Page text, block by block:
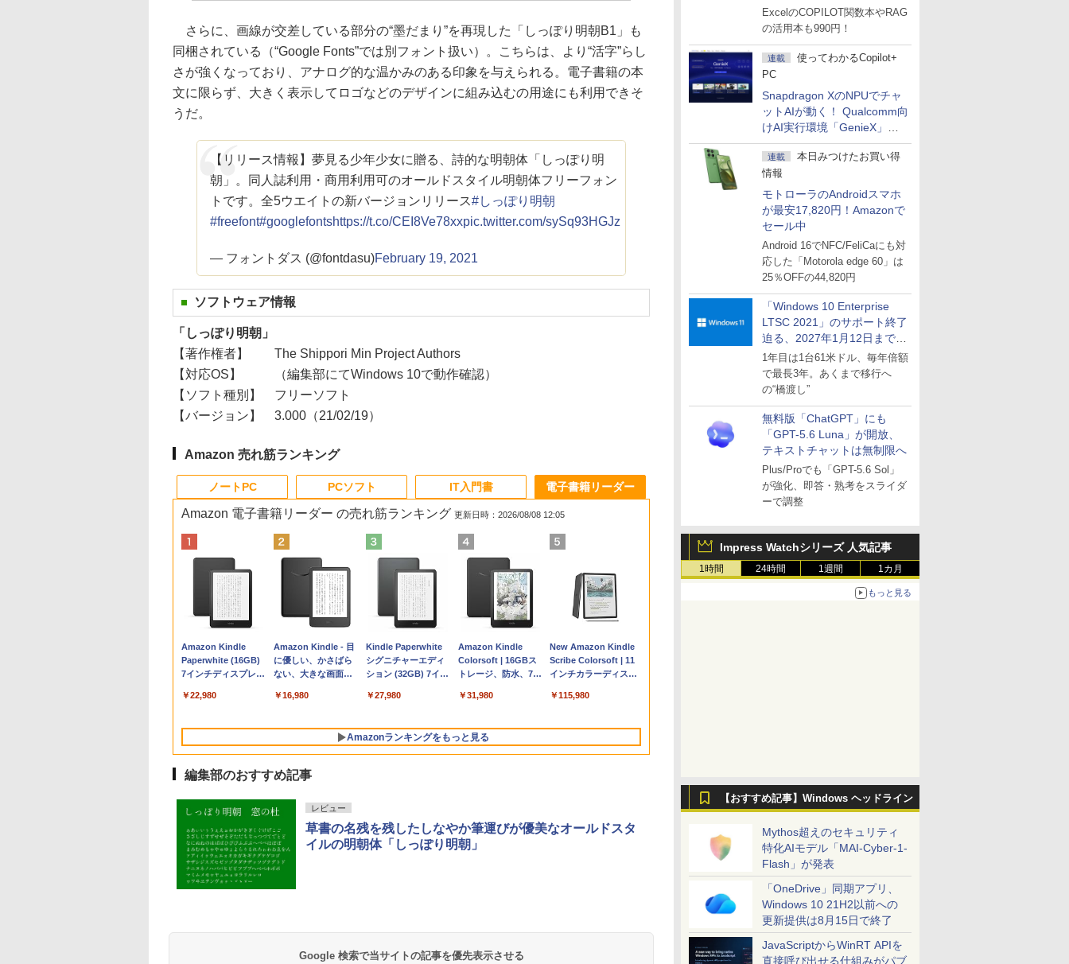
マーセール」第2弾開始！
ExcelのCOPILOT関数本やRAG
の活用本も990円！
連載
使ってわかるCopilot+
PC
Snapdragon XのNPUでチャ
ットAIが動く！ Qualcomm向
けAI実行環境「GenieX」を
試してみた
連載
本日みつけたお買い得
情報
モトローラのAndroidスマホ
が最安17,820円！Amazonで
セール中
Android 16でNFC/FeliCaにも対
応した「Motorola edge 60」は
25％OFFの44,820円
「Windows 10 Enterprise
LTSC 2021」のサポート終了
迫る、2027年1月12日まで
～ESUは9月1日から販売
1年目は1台61米ドル、毎年倍額
で最長3年。あくまで移行へ
の“橋渡し”
無料版「ChatGPT」にも
「GPT-5.6 Luna」が開放、
テキストチャットは無制限へ
Plus/Proでも「GPT-5.6 Sol」
が強化、即答・熟考をスライダ
ーで調整
Impress Watchシリーズ 人気記事
1時間 24時間 1週間 1カ月
もっと見る
【おすすめ記事】Windows ヘッドライン
Mythos超えのセキュリティ
特化AIモデル「MAI-Cyber-1-
Flash」が発表
「OneDrive」同期アプリ、
Windows 10 21H2以前への
更新提供は8月15日で終了
JavaScriptからWinRT APIを
直接呼び出せる仕組みがパブ
さらに、画線が交差している部分の“墨だまり”を再現した「しっぽり明朝B1」も
同梱されている（“Google Fonts”では別フォント扱い）。こちらは、より“活字”らし
さが強くなっており、アナログ的な温かみのある印象を与えられる。電子書籍の本
文に限らず、大きく表示してロゴなどのデザインに組み込むの用途にも利用できそ
うだ。
【リリース情報】夢見る少年少女に贈る、詩的な明朝体「しっぽり明
朝」。同人誌利用・商用利用可のオールドスタイル明朝体フリーフォン
トです。全5ウエイトの新バージョンリリース#しっぽり明朝
#freefont#googlefontshttps://t.co/CEI8Ve78xxpic.twitter.com/sySq93HGJz
— フォントダス (@fontdasu)February 19, 2021
ソフトウェア情報
「しっぽり明朝」
【著作権者】
The Shippori Min Project Authors
【対応OS】
（編集部にてWindows 10で動作確認）
【ソフト種別】
フリーソフト
【バージョン】
3.000（21/02/19）
Amazon 売れ筋ランキング
ノートPC
Apple 2026
MacBook Neo A18
Proチップ搭載13イ
AIとApple
設計、Liquid Retina
ユニファイドメモ
リ、256GB SSDスト
レージ、1080p
- インディゴ
￥119,800
tomtoc 360°保護
15.6 16インチ パソコ
ンケース Dell NEC
dynabook Lenovo
￥2,952
Apple 2026
MacBook Air M5チ
ップ搭載13インチノ
Apple Intelligence、
Retinaディスプレ
イ、16GBユニファイ
ドメモリ、1TB SSD
バー
￥261,414
【Amazon.co.jp限
定】 HP ノートパソ
コン 15-fd 15.6イン
512GB SSD インテ
￥129,800
FMV ノートパソコン
WE1-K3 (MS 365
Personal/Copilotキー
型/Core i5/16GB/SSD
FMVWK3E15W_AZ
￥139,880
PCソフト
Robloxギフトカード
- 800 Robux 【限定
バーチャルアイテム
ンゲームコード】 ロ
インコード版
￥1,300
Robloxギフトカード
- 1000 Robux 【限定
バーチャルアイテム
ンゲームコード】 ロ
ンコード版
￥1,600
Microsoft Office
Home & Business
2024(最新 永続版)|オ
版|Windows11、
￥39,582
Robloxギフトカード
- 2,000 Robux 【限
定バーチャルアイテ
インゲームコード】
ラインコード版
￥3,200
Windows版 |
Minecraft (マインクラ
フト): Java & Bedrock
ード版
￥3,600
IT入門書
生成AIパスポート公
式テキスト 第４版
￥1,766
AIイラスト表現辞典:
思い通りの絵を引き
出す プロンプトの言
ズ (はぴーイラスト
￥480
ClaudeCode いちば
んやさしい 教科書:
非エンジニア 初心者
マニュアル AI副業に
もKindle出版にも！
非エンジニアのため
のAIコーディング入
￥99
1冊ですべて身につく
HTML & CSSとWeb
デザイン入門講座
￥1,292
FM TOWNS ハイパ
ー・カタログ: 本体ハ
ードウェア・市販ソフ
トリストと最新エミュ
￥1,600
電子書籍リーダー
Amazon 電子書籍リーダー の売れ筋ランキング 更新日時：2026/08/08 12:05
Amazon Kindle
Paperwhite (16GB)
7インチディスプレ
ト、12週間持続バッ
ブラック
￥22,980
Amazon Kindle - 目
に優しい、かさばら
ない、大きな画面で
続バッテリー、6イン
書籍リーダー、ブラ
ック、16GB、広告な
し
￥16,980
Kindle Paperwhite
シグニチャーエディ
ション (32GB) 7イン
るさ自動調整、色調
持続バッテリー、広
告なし、メタリック
ブラック
￥27,980
Amazon Kindle
Colorsoft | 16GBス
トレージ、防水、7イ
レイ、色調調節ライ
ッテリー、広告無
し、ブラック (2025
年発売)
￥31,980
New Amazon Kindle
Scribe Colorsoft | 11
インチカラーディスプ
ジ、ノート機能搭載、
調節ライト、プレミア
イト
￥115,980
Amazonランキングをもっと見る
編集部のおすすめ記事
レビュー
草書の名残を残したしなやか筆運びが優美なオールドスタ
イルの明朝体「しっぽり明朝」
Google 検索で当サイトの記事を優先表示させる